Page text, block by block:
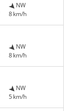
NW
8 km/h
NW
8 km/h
NW
5 km/h